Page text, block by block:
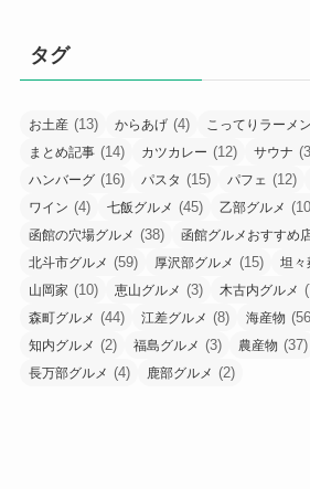
タグ
お土産 (13) からあげ (4) こってりラーメン
まとめ記事 (14) カツカレー (12) サウナ
ハンバーグ (16) パスタ (15) パフェ (12)
ワイン (4) 七飯グルメ (45) 乙部グルメ
函館の穴場グルメ (38) 函館グルメおすすめ
北斗市グルメ (59) 厚沢部グルメ (15) 坦々
山岡家 (10) 恵山グルメ (3) 木古内グルメ
森町グルメ (44) 江差グルメ (8) 海産物
知内グルメ (2) 福島グルメ (3) 農産物 (37)
長万部グルメ (4) 鹿部グルメ (2)